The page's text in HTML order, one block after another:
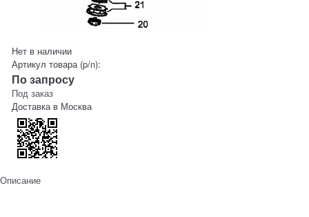
Нет в наличии
Артикул товара (p/n):
По запросу
Под заказ
Доставка в Москва
Описание